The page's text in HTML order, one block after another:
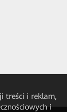
treści i reklam,
i